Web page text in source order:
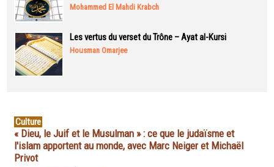
Mohammed El Mahdi Krabch
Les vertus du verset du Trône – Ayat al-Kursi
Housman Omarjee
Culture
« Dieu, le Juif et le Musulman » : ce que le judaïsme et
l'islam apportent au monde, avec Marc Neiger et Michaël
Privot